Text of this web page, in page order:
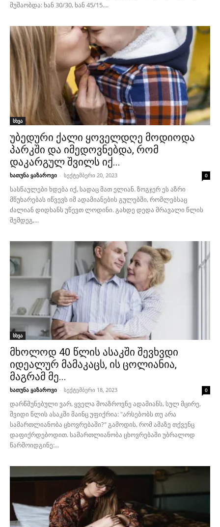
მუშაობდა: ხან 30/30, ხან 45/15....
სხვა
უბედური ქალი ყოველდღე მოდიოდა
პარკში და იმედოვნებდა, რომ
დაკარგულ შვილს იქ...
ხათუნა ყაზაროვი - სექტემბერი 20, 2023 0
სასწაულები ხდება იქ, სადაც მათ ელიან. ზოგჯერ ეს აზრი
მწუხარებას იწვევს იმ ადამიანების გულებში, რომლებსაც
ძალიან დიდხანს უწევთ ლოდინი. გახდე დედა მრავალი წლის
შემდეგ,...
სხვა
მხოლოდ 40 წლის ასაკში შევხვდი
იდეალურ მამაკაცს, ის ცოლიანია,
მაგრამ მე...
ხათუნა ყაზაროვი - სექტემბერი 18, 2023 0
დარწმუნებული ვარ, ყველა მოაზროვნე ადამიანს, სულ მცირე,
შვიდი წლის ასაკში მაინც უფიქრია: "არსებობს თუ არა
სამართლიანობა ცხოვრებაში?" გამოდის, რომ ამაზე თქვენც
დაფიქრდებოდით. სამართლიანობა ცხოვრებაში უბრალოდ
წარმოიდგინე:...